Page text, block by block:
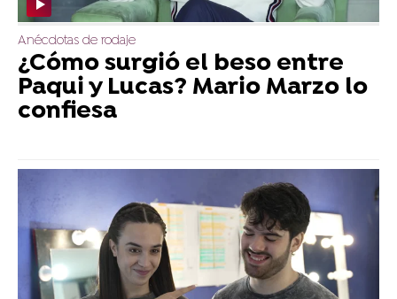
Anécdotas de rodaje
¿Cómo surgió el beso entre
Paqui y Lucas? Mario Marzo lo
confiesa